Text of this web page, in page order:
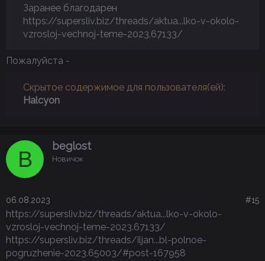
Заранее благодарен
https://supersliv.biz/threads/aktua...lko-v-okolo-
vzrosloj-vechnoj-teme-2023.67133/
Пожалуйста -
Скрытое содержимое для пользователя(ей):
Halcyon
B
beglost
Новичок
06.08.2023 #15
https://supersliv.biz/threads/aktua...lko-v-okolo-
vzrosloj-vechnoj-teme-2023.67133/
https://supersliv.biz/threads/iljan...bl-polnoe-
pogruzhenie-2023.65003/#post-167958